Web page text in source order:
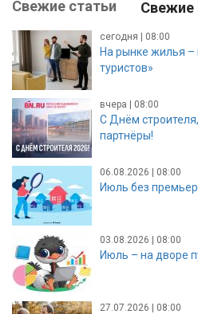
Свежие статьи Свежие
сегодня | 08:00
На рынке жилья –
туристов»
вчера | 08:00
С Днём
партнёры!
06.08.2026 | 08:00
Июль без
03.08.2026 | 08:00
Июль – на дворе
27.07.2026 | 08:00